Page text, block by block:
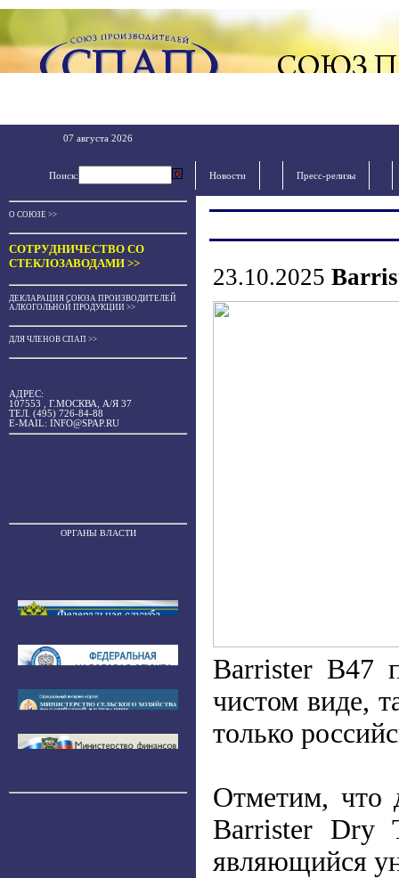
07 августа 2026
Поиск: Новости Пресс-релизы
О СОЮЗЕ >>
СОТРУДНИЧЕСТВО СО
СТЕКЛОЗАВОДАМИ >>
ДЕКЛАРАЦИЯ СОЮЗА ПРОИЗВОДИТЕЛЕЙ
АЛКОГОЛЬНОЙ ПРОДУКЦИИ >>
ДЛЯ ЧЛЕНОВ СПАП >>
АДРЕС:
107553 , Г.МОСКВА, А/Я 37
ТЕЛ. (495) 726-84-88
E-MAIL: INFO@SPAP.RU
ОРГАНЫ ВЛАСТИ
23.10.2025
Barrister B47
чистом виде,
только
Отметим, что
Barrister Dry
являющийся